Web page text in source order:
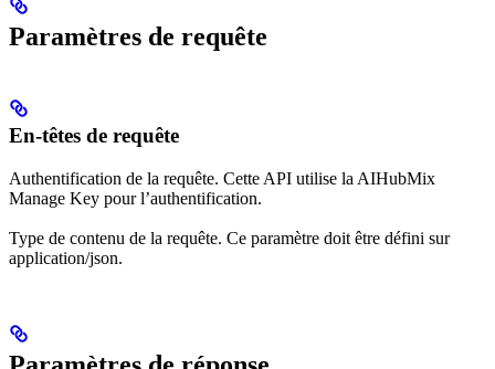
Paramètres de requête
En-têtes de requête
Authentification de la requête. Cette API utilise la AIHubMix
Manage Key pour l’authentification.
Type de contenu de la requête. Ce paramètre doit être défini sur
application/json.